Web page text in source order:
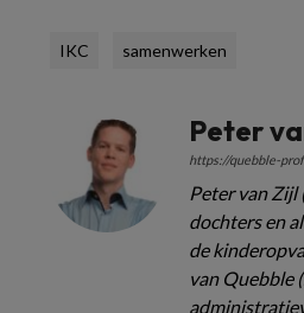
IKC samenwerken
Peter
https://quebble-
Peter van Zijl
dochters en
de
van Quebble